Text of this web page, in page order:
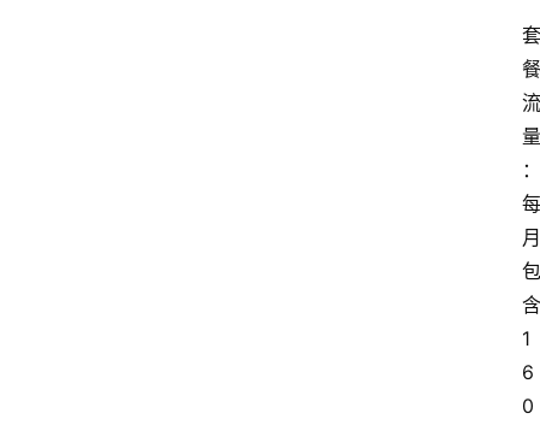
套
餐
流
量
：
每
月
包
含
1
6
0